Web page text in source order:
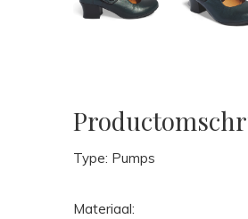
Type: Pumps
Materiaal: